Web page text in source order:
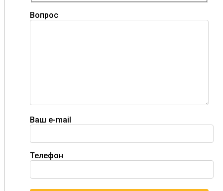
Вопрос
Ваш e-mail
Телефон